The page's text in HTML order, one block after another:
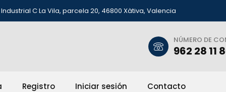
C La Vila, parcela 20, 46800 Xàtiva, Valencia
NÚMERO DE
962 28 11
Registro Iniciar sesión Contacto